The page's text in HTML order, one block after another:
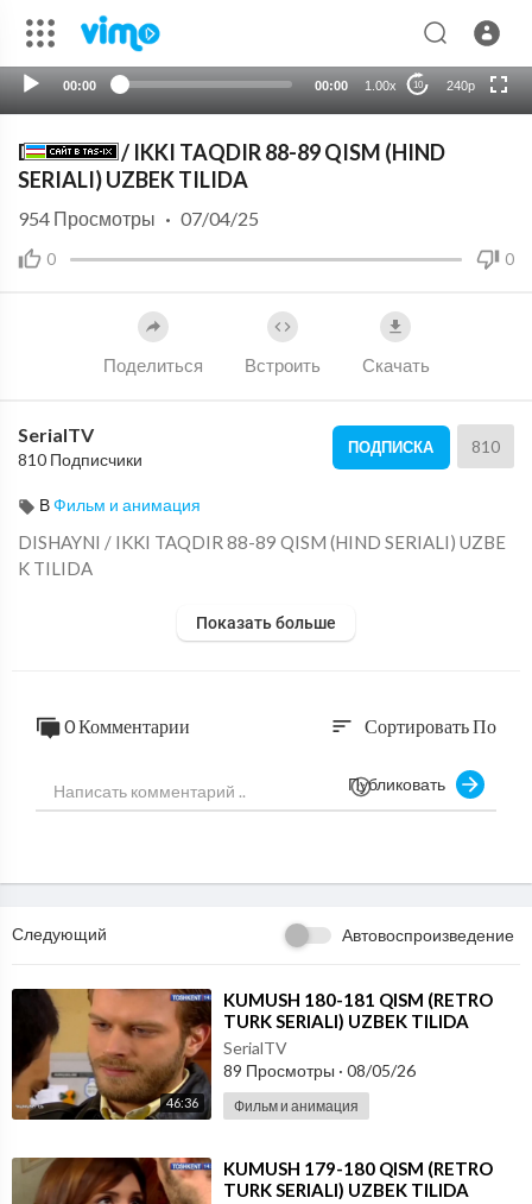
00:00 00:00 1.00x 10 240p
HD
DISHAYNI / IKKI TAQDIR 88-89 QISM (HIND
SERIALI) UZBEK TILIDA
0 0
954 Просмотры · 07/04/25
Поделиться Встроить Скачать
SerialTV
810 Подписчики
ПОДПИСКА 810
ВФильм и анимация
⁣DISHAYNI / IKKI TAQDIR 88-89 QISM (HIND SERIALI) UZBE
K TILIDA
Показать больше
0 Комментарии sort Сортировать По
Публиковать
Следующий Автовоспроизведение
46:36
⁣KUMUSH 180-181 QISM (RETRO
TURK SERIALI) UZBEK TILIDA
SerialTV
89 Просмотры · 08/05/26
Фильм и анимация
⁣KUMUSH 179-180 QISM (RETRO
TURK SERIALI) UZBEK TILIDA